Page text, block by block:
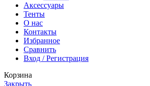
Аксессуары
Тенты
О нас
Контакты
Избранное
Сравнить
Вход / Регистрация
Корзина
Закрыть